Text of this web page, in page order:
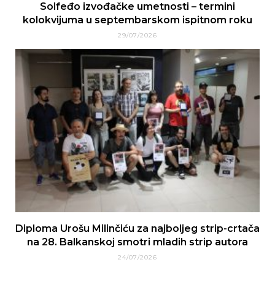
Solfeđo izvođačke umetnosti – termini
kolokvijuma u septembarskom ispitnom roku
29/07/2026
Diploma Urošu Milinčiću za najboljeg strip-crtača
na 28. Balkanskoj smotri mladih strip autora
24/07/2026